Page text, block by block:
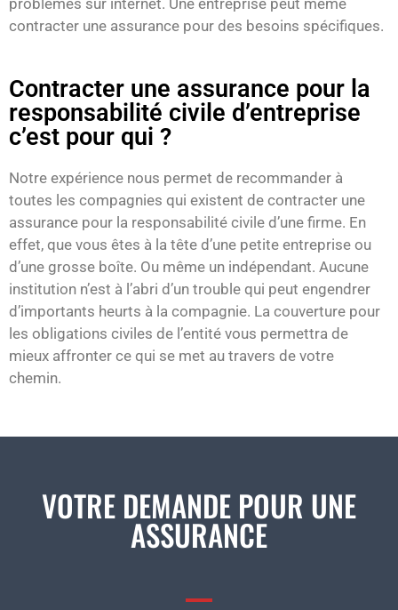
contracter une assurance pour des besoins spécifiques.
Contracter une assurance pour la
responsabilité civile d’entreprise
c’est pour qui ?
Notre expérience nous permet de recommander à
toutes les compagnies qui existent de contracter une
assurance pour la responsabilité civile d’une firme. En
effet, que vous êtes à la tête d’une petite entreprise ou
d’une grosse boîte. Ou même un indépendant. Aucune
institution n’est à l’abri d’un trouble qui peut engendrer
d’importants heurts à la compagnie. La couverture pour
les obligations civiles de l’entité vous permettra de
mieux affronter ce qui se met au travers de votre
chemin.
VOTRE DEMANDE POUR UNE
ASSURANCE